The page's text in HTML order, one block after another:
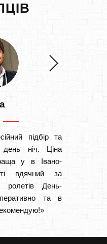
підбір та
день ніч. Ціна
у в Івано-
вдячний за
ролетів День-
та в